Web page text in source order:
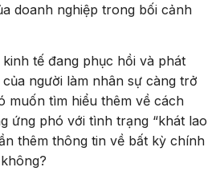
doanh nghiệp trong bối cảnh
tế đang phục hồi và phát
người làm nhân sự càng trở
muốn tìm hiểu thêm về cách
ứng phó với tình trạng “khát lao
thêm thông tin về bất kỳ chính